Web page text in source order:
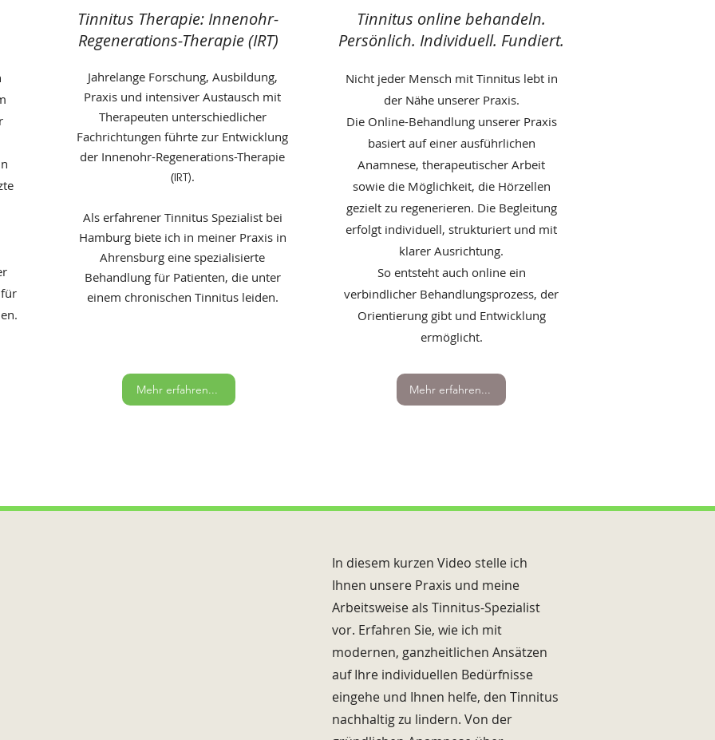
Tinnitus Therapie: Innenohr-
Regenerations-Therapie(IRT)
Jahrelange Forschung, Ausbildung,
Praxis und intensiver Austausch mit
Therapeuten unterschiedlicher
Fachrichtungen führte zur Entwicklung
der Innenohr-Regenerations-Therapie
(IRT).
Als erfahrener Tinnitus Spezialist bei
Hamburg biete ich in meiner Praxis in
Ahrensburg eine spezialisierte
Behandlung für Patienten, die unter
einem chronischen Tinnitus leiden.
Mehr erfahren...
Tinnitus online behandeln.
Persönlich. Individuell. Fundiert.
Nicht jeder Mensch mit Tinnitus lebt in
der Nähe unserer Praxis.
Die Online-Behandlung unserer Praxis
basiert auf einer ausführlichen
Anamnese, therapeutischer Arbeit
sowie die Möglichkeit, die Hörzellen
gezielt zu regenerieren. Die Begleitung
erfolgt individuell, strukturiert und mit
klarer Ausrichtung.
So entsteht auch online ein
verbindlicher Behandlungsprozess, der
Orientierung gibt und Entwicklung
ermöglicht.
Mehr erfahren...
In diesem kurzen Video stelle ich
Ihnen unsere Praxis und meine
Arbeitsweise als Tinnitus-Spezialist
vor. Erfahren Sie, wie ich mit
modernen, ganzheitlichen Ansätzen
auf Ihre individuellen Bedürfnisse
eingehe und Ihnen helfe, den Tinnitus
nachhaltig zu lindern. Von der